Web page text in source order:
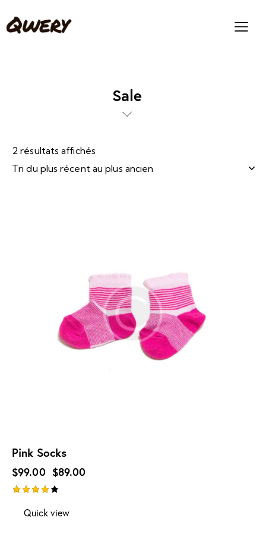
Sale
2 résultats affichés
Pink Socks
$99.00 $89.00
4.00Quick view